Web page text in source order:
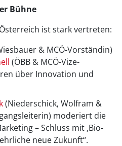
Bühne
ist stark vertreten:
& MCÖ-Vorständin)
(ÖBB & MCÖ-Vize-
über Innovation und
(Niederschick, Wolfram &
moderiert die
– Schluss mit ,Bio-
neue Zukunft“.